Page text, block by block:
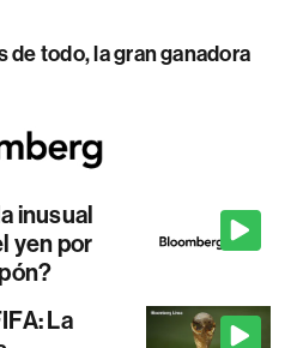
todo, la gran ganadora
inusual
yen por
La